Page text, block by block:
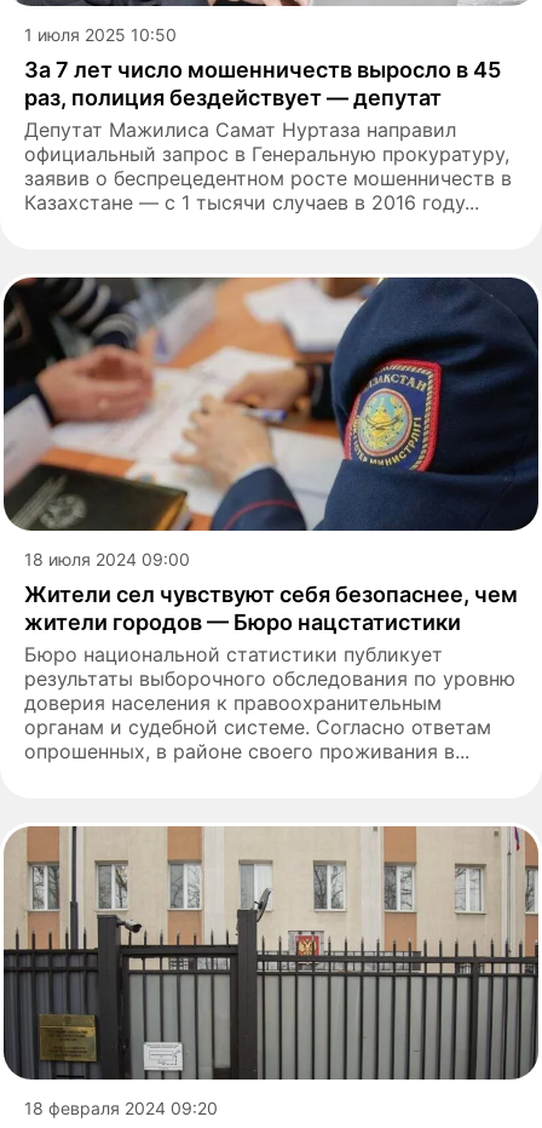
1 июля 2025 10:50
За 7 лет число мошенничеств выросло в 45
раз, полиция бездействует — депутат
Депутат Мажилиса Самат Нуртаза направил
официальный запрос в Генеральную прокуратуру,
заявив о беспрецедентном росте мошенничеств в
Казахстане — с 1 тысячи случаев в 2016 году...
18 июля 2024 09:00
Жители сел чувствуют себя безопаснее, чем
жители городов — Бюро нацстатистики
Бюро национальной статистики публикует
результаты выборочного обследования по уровню
доверия населения к правоохранительным
органам и судебной системе. Согласно ответам
опрошенных, в районе своего проживания в...
18 февраля 2024 09:20